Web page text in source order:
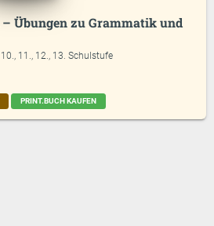
Übungen zu Grammatik und
11., 12., 13. Schulstufe
PRINT.BUCH KAUFEN